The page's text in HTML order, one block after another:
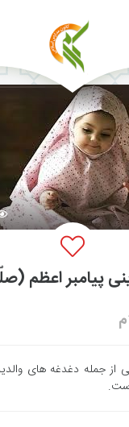
پیامبر اعظم
از جمله دغدغه های